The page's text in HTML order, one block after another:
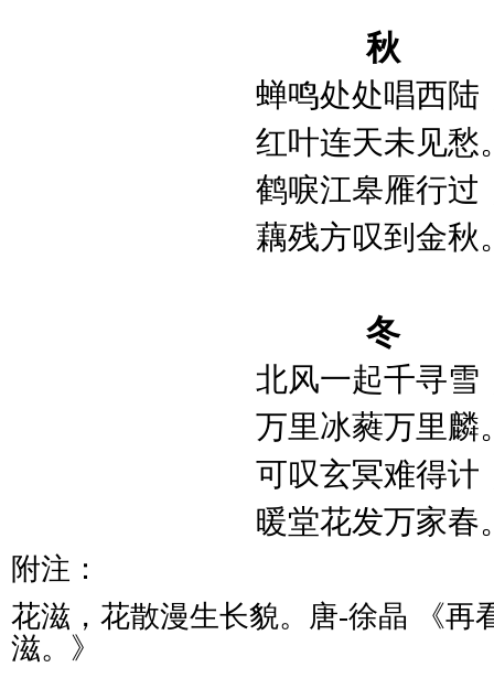
秋
蝉鸣处处唱西陆
红叶连天未见愁
鹤唳江皋雁行过
藕残方叹到金秋
冬
北风一起千寻雪
万里冰蕤万里麟
可叹玄冥难得计
暖堂花发万家春
附注：
花滋，花散漫生长貌。唐-徐晶 《再
滋。》